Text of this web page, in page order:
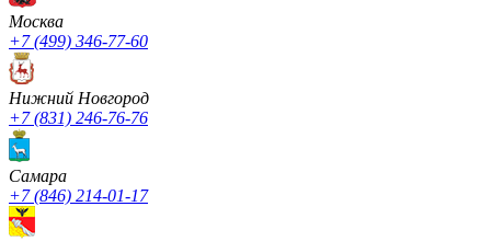
Москва
+7 (499) 346-77-60
Нижний Новгород
+7 (831) 246-76-76
Cамара
+7 (846) 214-01-17